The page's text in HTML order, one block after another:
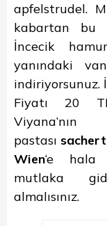
apfelstrudel.
kabartan bu
İncecik
yanındaki
indiriyorsunuz.
Fiyatı 20
pastası
Wien‘e hala
mutlaka
almalısınız.